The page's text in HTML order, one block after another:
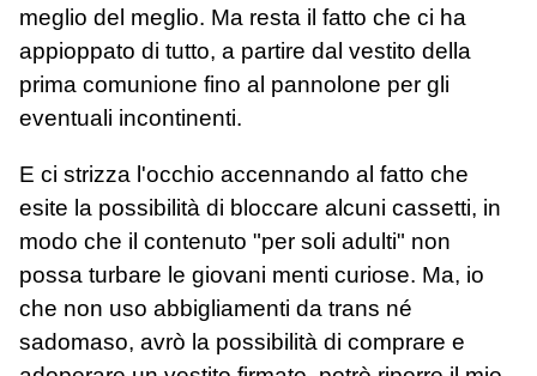
meglio del meglio. Ma resta il fatto che ci ha
appioppato di tutto, a partire dal vestito della
prima comunione fino al pannolone per gli
eventuali incontinenti.
E ci strizza l'occhio accennando al fatto che
esite la possibilità di bloccare alcuni cassetti, in
modo che il contenuto "per soli adulti" non
possa turbare le giovani menti curiose. Ma, io
che non uso abbigliamenti da trans né
sadomaso, avrò la possibilità di comprare e